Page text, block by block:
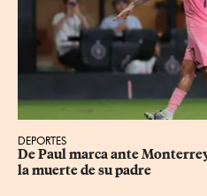
DEPORTES
De Paul marca ante
la muerte de su padre